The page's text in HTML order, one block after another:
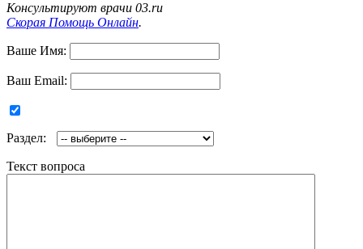
Консультируют врачи 03.ru
Скорая Помощь Онлайн.
Ваше Имя:
Ваш Email:
Раздел:
Текст вопроса